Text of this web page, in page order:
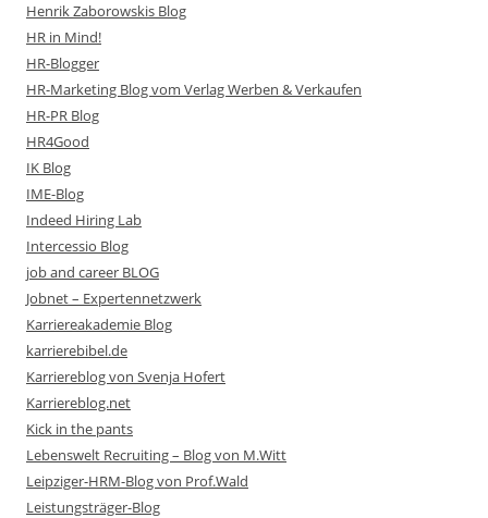
Henrik Zaborowskis Blog
HR in Mind!
HR-Blogger
HR-Marketing Blog vom Verlag Werben & Verkaufen
HR-PR Blog
HR4Good
IK Blog
IME-Blog
Indeed Hiring Lab
Intercessio Blog
job and career BLOG
Jobnet – Expertennetzwerk
Karriereakademie Blog
karrierebibel.de
Karriereblog von Svenja Hofert
Karriereblog.net
Kick in the pants
Lebenswelt Recruiting – Blog von M.Witt
Leipziger-HRM-Blog von Prof.Wald
Leistungsträger-Blog